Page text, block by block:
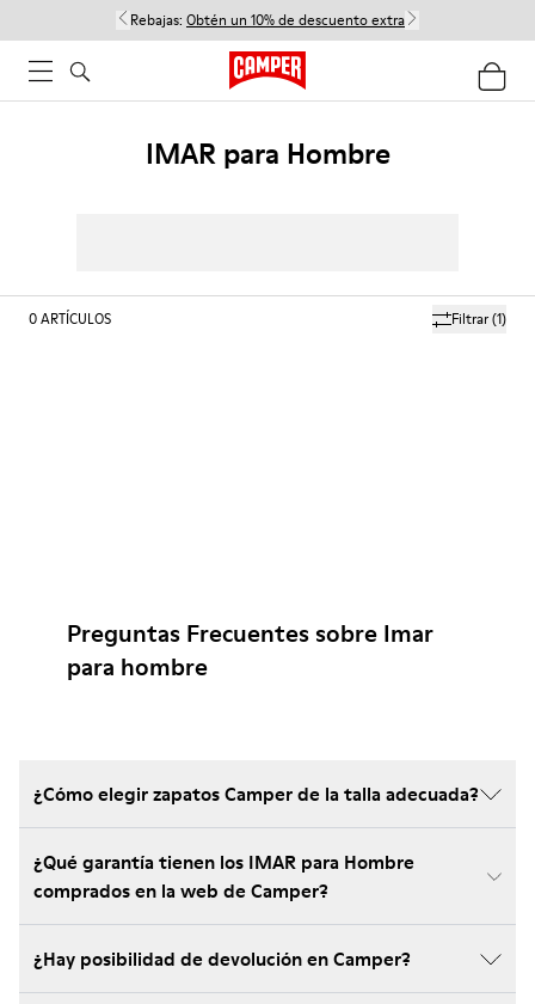
Rebajas: Obtén un 10% de descuento extra
IMAR para Hombre
Filtrar(1)
0ARTÍCULOS
Preguntas Frecuentes sobre Imar
para hombre
¿Cómo elegir zapatos Camper de la talla adecuada?
¿Qué garantía tienen los IMAR para Hombre
comprados en la web de Camper?
¿Hay posibilidad de devolución en Camper?